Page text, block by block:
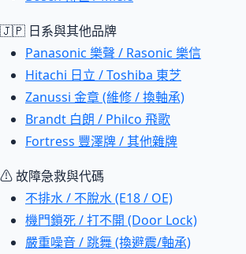
🇯🇵 日系與其他品牌
Panasonic 樂聲 / Rasonic 樂信
Hitachi 日立 / Toshiba 東芝
Zanussi 金章 (維修 / 換軸承)
Brandt 白朗 / Philco 飛歌
Fortress 豐澤牌 / 其他雜牌
⚠ 故障急救與代碼
不排水 / 不脫水 (E18 / OE)
機門鎖死 / 打不開 (Door Lock)
嚴重噪音 / 跳舞 (換避震/軸承)